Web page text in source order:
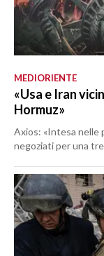
MEDIORIENTE
«Usa e Iran
Hormuz»
Axios: «Intesa nelle
negoziati per una